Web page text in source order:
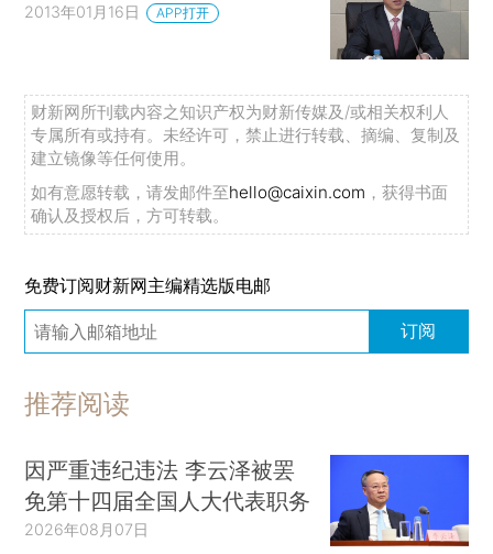
2013年01月16日 APP打开
财新网所刊载内容之知识产权为财新传媒及/或相关权利人
专属所有或持有。未经许可，禁止进行转载、摘编、复制及
建立镜像等任何使用。
如有意愿转载，请发邮件至hello@caixin.com ，获得书面
确认及授权后，方可转载。
免费订阅财新网主编精选版电邮
订阅
推荐阅读
因严重违纪违法 李云泽被罢
免第十四届全国人大代表职务
2026年08月07日